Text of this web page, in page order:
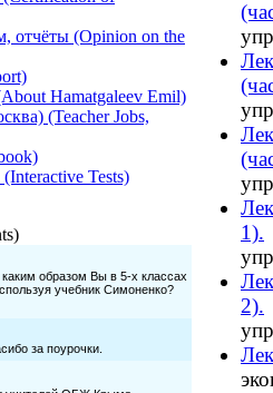
отчёты (Opinion on the
Hamatgaleev Emil)
(Teacher Jobs,
Tests)
1).
2).